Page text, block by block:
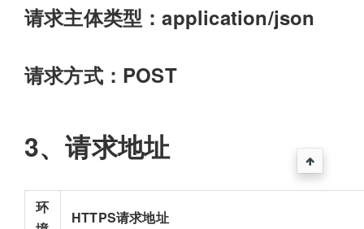
请求主体类型：application/json
请求方式：POST
3、请求地址
环
HTTPS请求地址